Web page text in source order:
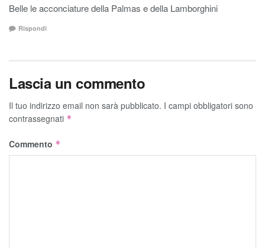
Belle le acconciature della Palmas e della Lamborghini
Rispondi
Lascia un commento
Il tuo indirizzo email non sarà pubblicato. I campi obbligatori sono
contrassegnati *
Commento *